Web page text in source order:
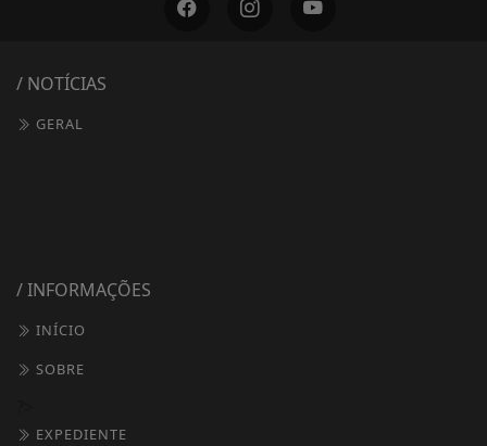
/ NOTÍCIAS
GERAL
/ INFORMAÇÕES
INÍCIO
SOBRE
EXPEDIENTE